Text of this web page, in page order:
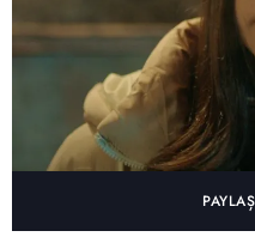
PAYLAŞ